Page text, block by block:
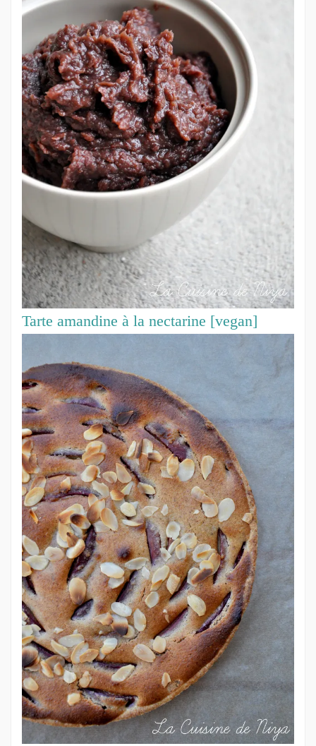
Tarte amandine à la nectarine [vegan]